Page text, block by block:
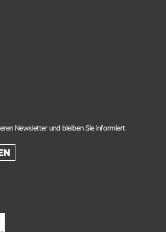
Newsletter und bleiben Sie informiert.